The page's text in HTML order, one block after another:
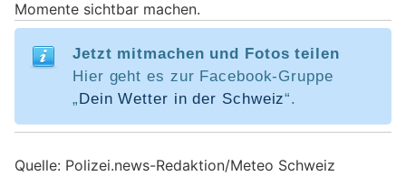
Momente sichtbar machen.
Jetzt mitmachen und Fotos teilen
Hier geht es zur Facebook-Gruppe
„Dein Wetter in der Schweiz“.
Quelle: Polizei.news-Redaktion/Meteo Schweiz